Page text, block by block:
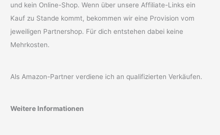
und kein Online-Shop. Wenn über unsere Affiliate-Links ein
Kauf zu Stande kommt, bekommen wir eine Provision vom
jeweiligen Partnershop. Für dich entstehen dabei keine
Mehrkosten.
Als Amazon-Partner verdiene ich an qualifizierten Verkäufen.
Weitere Informationen